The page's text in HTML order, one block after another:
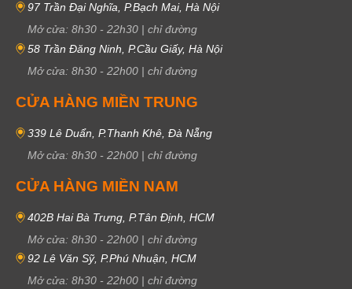
97 Trần Đại Nghĩa, P.Bạch Mai, Hà Nội
Mở cửa: 8h30 - 22h30 | chỉ đường
58 Trần Đăng Ninh, P.Cầu Giấy, Hà Nội
Mở cửa: 8h30 - 22h00 | chỉ đường
CỬA HÀNG MIỀN TRUNG
339 Lê Duẩn, P.Thanh Khê, Đà Nẵng
Mở cửa: 8h30 - 22h00 | chỉ đường
CỬA HÀNG MIỀN NAM
402B Hai Bà Trưng, P.Tân Định, HCM
Mở cửa: 8h30 - 22h00 | chỉ đường
92 Lê Văn Sỹ, P.Phú Nhuận, HCM
Mở cửa: 8h30 - 22h00 | chỉ đường